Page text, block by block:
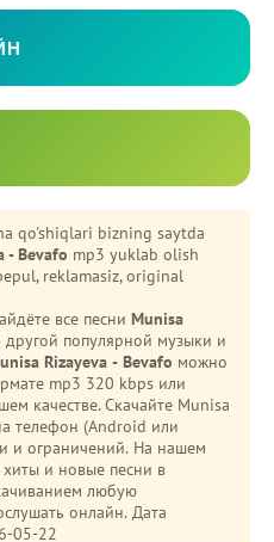
qo'shiqlari bizning saytda
- Bevafo mp3 yuklab olish
reklamasiz, original
все песни Munisa
другой популярной музыки и
Rizayeva - Bevafo можно
mp3 320 kbps или
Скачайте Munisa
телефон (Android или
и ограничений. На нашем
и новые песни в
любую
онлайн. Дата
05-22